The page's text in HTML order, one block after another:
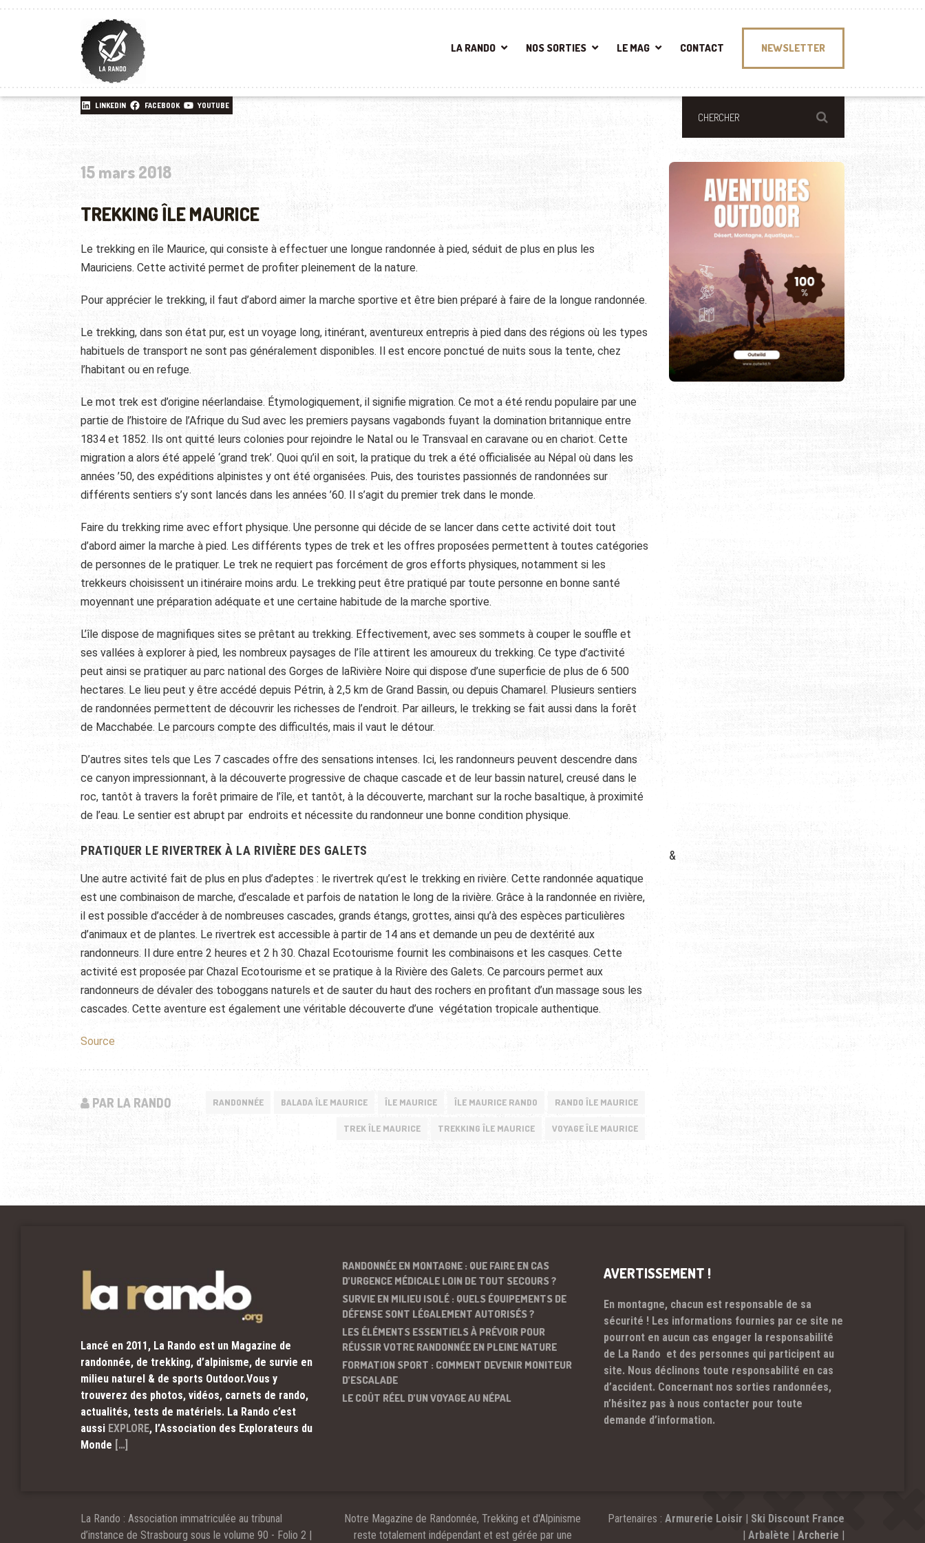
LA RANDO NOS SORTIES LE MAG CONTACT NEWSLETTER
LINKEDIN FACEBOOK YOUTUBE
15 mars 2018
TREKKING ÎLE MAURICE
Le trekking en île Maurice, qui consiste à effectuer une longue randonnée à pied, séduit de plus en plus les
Mauriciens. Cette activité permet de profiter pleinement de la nature.
Pour apprécier le trekking, il faut d’abord aimer la marche sportive et être bien préparé à faire de la longue randonnée.
Le trekking, dans son état pur, est un voyage long, itinérant, aventureux entrepris à pied dans des régions où les types
habituels de transport ne sont pas généralement disponibles. Il est encore ponctué de nuits sous la tente, chez
l’habitant ou en refuge.
Le mot trek est d’origine néerlandaise. Étymologiquement, il signifie migration. Ce mot a été rendu populaire par une
partie de l’histoire de l’Afrique du Sud avec les premiers paysans vagabonds fuyant la domination britannique entre
1834 et 1852. Ils ont quitté leurs colonies pour rejoindre le Natal ou le Transvaal en caravane ou en chariot. Cette
migration a alors été appelé ‘grand trek’. Quoi qu’il en soit, la pratique du trek a été officialisée au Népal où dans les
années ’50, des expéditions alpinistes y ont été organisées. Puis, des touristes passionnés de randonnées sur
différents sentiers s’y sont lancés dans les années ’60. Il s’agit du premier trek dans le monde.
Faire du trekking rime avec effort physique. Une personne qui décide de se lancer dans cette activité doit tout
d’abord aimer la marche à pied. Les différents types de trek et les offres proposées permettent à toutes catégories
de personnes de le pratiquer. Le trek ne requiert pas forcément de gros efforts physiques, notamment si les
trekkeurs choisissent un itinéraire moins ardu. Le trekking peut être pratiqué par toute personne en bonne santé
moyennant une préparation adéquate et une certaine habitude de la marche sportive.
L’île dispose de magnifiques sites se prêtant au trekking. Effectivement, avec ses sommets à couper le souffle et
ses vallées à explorer à pied, les nombreux paysages de l’île attirent les amoureux du trekking. Ce type d’activité
peut ainsi se pratiquer au parc national des Gorges de laRivière Noire qui dispose d’une superficie de plus de 6 500
hectares. Le lieu peut y être accédé depuis Pétrin, à 2,5 km de Grand Bassin, ou depuis Chamarel. Plusieurs sentiers
de randonnées permettent de découvrir les richesses de l’endroit. Par ailleurs, le trekking se fait aussi dans la forêt
de Macchabée. Le parcours compte des difficultés, mais il vaut le détour.
D’autres sites tels que Les 7 cascades offre des sensations intenses. Ici, les randonneurs peuvent descendre dans
ce canyon impressionnant, à la découverte progressive de chaque cascade et de leur bassin naturel, creusé dans le
roc, tantôt à travers la forêt primaire de l’île, et tantôt, à la découverte, marchant sur la roche basaltique, à proximité
de l’eau. Le sentier est abrupt par endroits et nécessite du randonneur une bonne condition physique.
PRATIQUER LE RIVERTREK À LA RIVIÈRE DES GALETS
Une autre activité fait de plus en plus d’adeptes : le rivertrek qu’est le trekking en rivière. Cette randonnée aquatique
est une combinaison de marche, d’escalade et parfois de natation le long de la rivière. Grâce à la randonnée en rivière,
il est possible d’accéder à de nombreuses cascades, grands étangs, grottes, ainsi qu’à des espèces particulières
d’animaux et de plantes. Le rivertrek est accessible à partir de 14 ans et demande un peu de dextérité aux
randonneurs. Il dure entre 2 heures et 2 h 30. Chazal Ecotourisme fournit les combinaisons et les casques. Cette
activité est proposée par Chazal Ecotourisme et se pratique à la Rivière des Galets. Ce parcours permet aux
randonneurs de dévaler des toboggans naturels et de sauter du haut des rochers en profitant d’un massage sous les
cascades. Cette aventure est également une véritable découverte d’une végétation tropicale authentique.
Source
PAR LA RANDO RANDONNÉE BALADA ÎLE MAURICE ÎLE MAURICE ÎLE MAURICE RANDO RANDO ÎLE MAURICE
TREK ÎLE MAURICE TREKKING ÎLE MAURICE VOYAGE ÎLE MAURICE
&
Lancé en 2011, La Rando est un Magazine de
randonnée, de trekking, d’alpinisme, de survie en
milieu naturel & de sports Outdoor.Vous y
trouverez des photos, vidéos, carnets de rando,
actualités, tests de matériels. La Rando c’est
aussi EXPLORE, l’Association des Explorateurs du
Monde […]
RANDONNÉE EN MONTAGNE : QUE FAIRE EN CAS
D’URGENCE MÉDICALE LOIN DE TOUT SECOURS ?
SURVIE EN MILIEU ISOLÉ : QUELS ÉQUIPEMENTS DE
DÉFENSE SONT LÉGALEMENT AUTORISÉS ?
LES ÉLÉMENTS ESSENTIELS À PRÉVOIR POUR
RÉUSSIR VOTRE RANDONNÉE EN PLEINE NATURE
FORMATION SPORT : COMMENT DEVENIR MONITEUR
D’ESCALADE
LE COÛT RÉEL D’UN VOYAGE AU NÉPAL
AVERTISSEMENT !
En montagne, chacun est responsable de sa
sécurité ! Les informations fournies par ce site ne
pourront en aucun cas engager la responsabilité
de La Rando et des personnes qui participent au
site. Nous déclinons toute responsabilité en cas
d’accident. Concernant nos sorties randonnées,
n’hésitez pas à nous contacter pour toute
demande d’information.
La Rando : Association immatriculée au tribunal
d’instance de Strasbourg sous le volume 90 - Folio 2 |
Notre Magazine de Randonnée, Trekking et d'Alpinisme
reste totalement indépendant et est gérée par une
Partenaires : Armurerie Loisir | Ski Discount France
| Arbalète | Archerie |